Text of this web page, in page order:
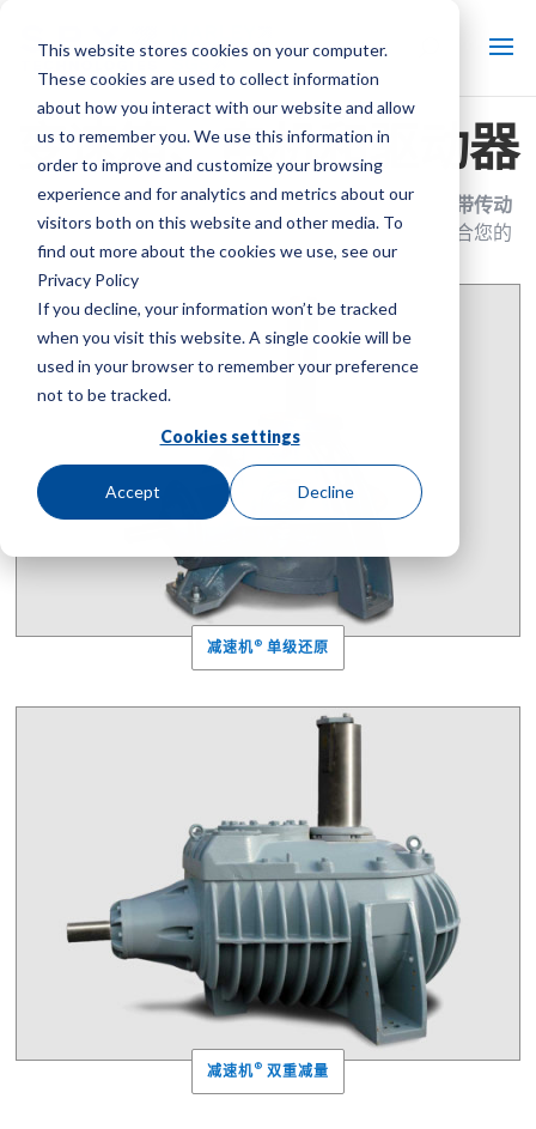
This website stores cookies on your computer.
These cookies are used to collect information
about how you interact with our website and allow
us to remember you. We use this information in
order to improve and customize your browsing
experience and for analytics and metrics about our
visitors both on this website and other media. To
find out more about the cookies we use, see our
Privacy Policy
If you decline, your information won’t be tracked
when you visit this website. A single cookie will be
used in your browser to remember your preference
not to be tracked.
Cookies settings
Accept Decline
变速箱、电机和驱动器
冷却塔中传输电力的技术有多种，包括齿轮传动
皮带传动
和直接驱动. 通过平衡初始成本和运营成本来确定适合您的
应用的技术。
减速机® 单级还原
减速机® 双重减量